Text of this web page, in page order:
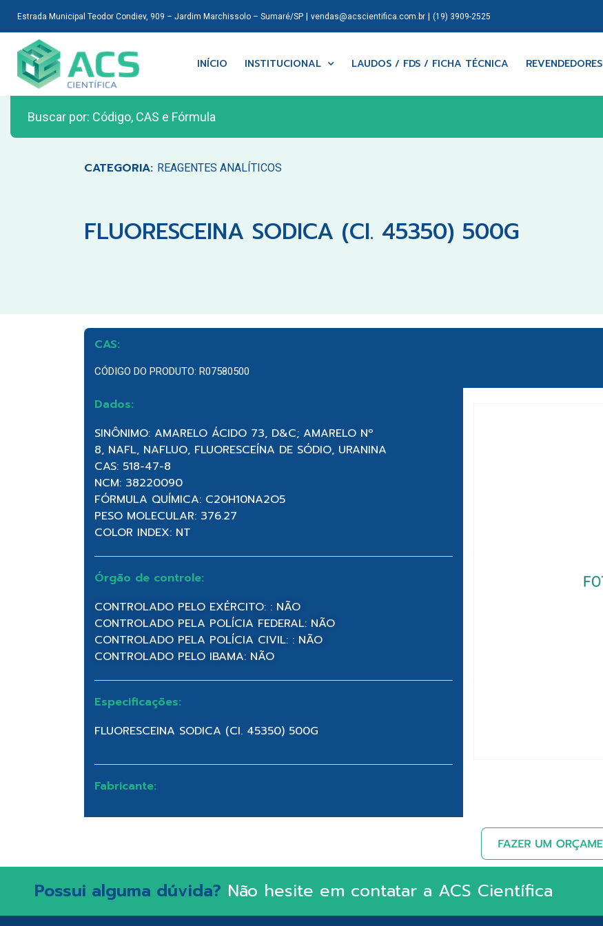
Estrada Municipal Teodor Condiev, 909 – Jardim Marchissolo – Sumaré/SP| vendas@acscientifica.com.br| (19) 3909-2525
INÍCIO INSTITUCIONAL LAUDOS / FDS / FICHA TÉCNICA REVENDEDORES
CATEGORIA: REAGENTES ANALÍTICOS
FLUORESCEINA SODICA (CI. 45350) 500G
CAS:
CÓDIGO DO PRODUTO: R07580500
Dados:
SINÔNIMO: AMARELO ÁCIDO 73, D&C; AMARELO Nº
8, NAFL, NAFLUO, FLUORESCEÍNA DE SÓDIO, URANINA
CAS: 518-47-8
NCM: 38220090
FÓRMULA QUÍMICA: C20H10NA2O5
PESO MOLECULAR: 376.27
COLOR INDEX: NT
Órgão de controle:
CONTROLADO PELO EXÉRCITO: : NÃO
CONTROLADO PELA POLÍCIA FEDERAL: NÃO
CONTROLADO PELA POLÍCIA CIVIL: : NÃO
CONTROLADO PELO IBAMA: NÃO
Especificações:
FLUORESCEINA SODICA (CI. 45350) 500G
Fabricante:
Possui alguma dúvida? Não hesite em contatar a ACS Científica